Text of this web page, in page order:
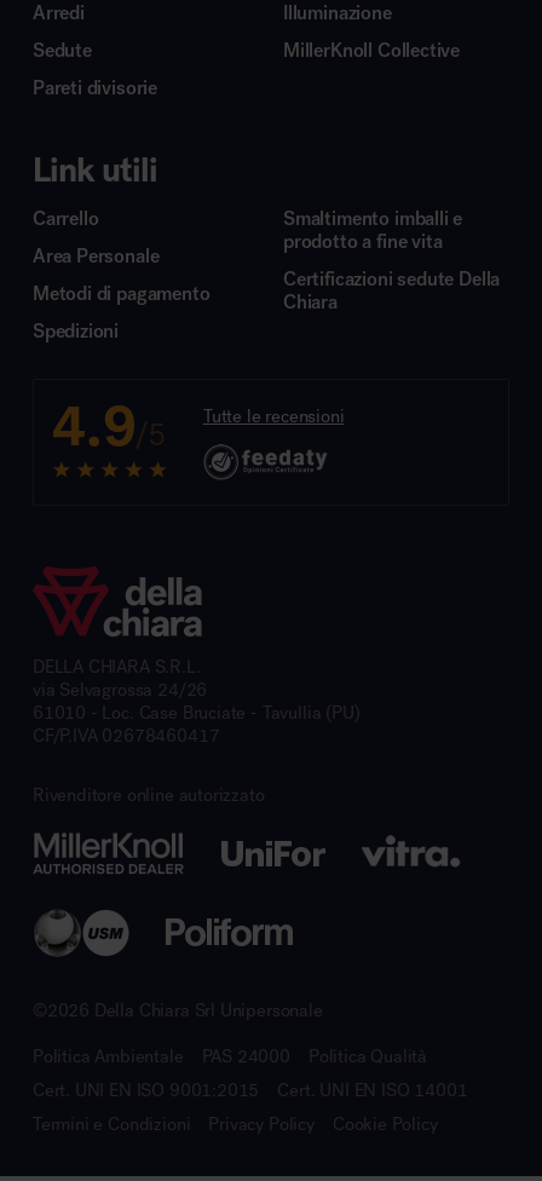
Arredi
Sedute
Pareti divisorie
Illuminazione
MillerKnoll Collective
Link utili
Carrello
Area Personale
Metodi di pagamento
Spedizioni
Smaltimento imballi e
prodotto a fine vita
Certificazioni sedute Della
Chiara
4.9/5 Tutte le recensioni
DELLA CHIARA S.R.L.
via Selvagrossa 24/26
61010 - Loc. Case Bruciate - Tavullia (PU)
CF/P.IVA 02678460417
Rivenditore online autorizzato
©2026 Della Chiara Srl Unipersonale
Politica Ambientale PAS 24000
Politica Qualità
Cert. UNI EN ISO 9001:2015
Cert. UNI EN ISO 14001
Termini e Condizioni
Privacy Policy Cookie Policy